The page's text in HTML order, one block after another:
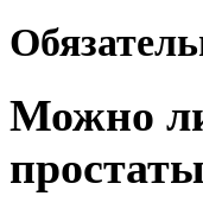
Можно